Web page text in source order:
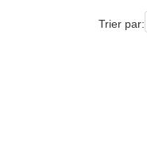
Trier par: